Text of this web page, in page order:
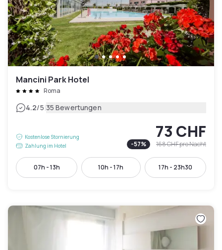
Mancini Park Hotel
Roma
4.2/5|35 Bewertungen
Kostenlose Stornierung
Zahlung im Hotel
73 CHF
-57% 168 CHFpro Nacht
07h - 13h 10h - 17h 17h - 23h30